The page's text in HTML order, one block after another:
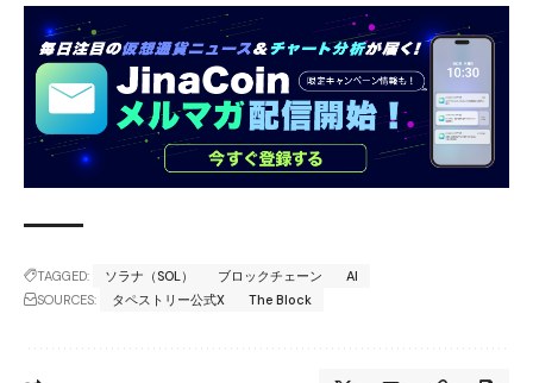
TAGGED: ソラナ（SOL） ブロックチェーン
AI
SOURCES:
タペストリー公式X The Block